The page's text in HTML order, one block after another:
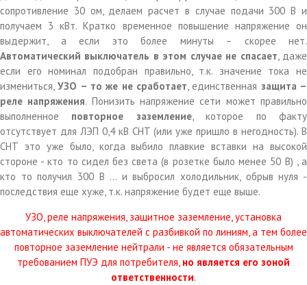
сопротивление 30 ом, делаем расчет в случае подачи 300 В и
получаем 3 кВт. Кратко временное повышение напряжение он
выдержит, а если это более минуты – скорее нет.
Автоматический выключатель в этом случае не спасает, даже
если его номинал подобран правильно, т.к. значение тока не
измениться,УЗО – то же не сработает, единственная защита –
реле напряжения. Понизить напряжение сети может правильно
выполненное повторное заземление, которое по факту
отсутствует для ЛЭП 0,4 кВ СНТ (или уже пришло в негодность). В
СНТ это уже было, когда выбило плавкие вставки на высокой
стороне - кто то сидел без света (в розетке было менее 50 В) , а
кто то получил 300 В ... и выбросил холодильник, обрыв нуля -
последствия еще хуже, т.к. напряжение будет еще выше.
УЗО, реле напряжения, защитное заземление, установка
автоматических выключателей с разбивкой по линиям, а тем более
повторное заземление нейтрали - не является обязательным
требованием ПУЭ для потребителя, но является его зоной
ответственности.